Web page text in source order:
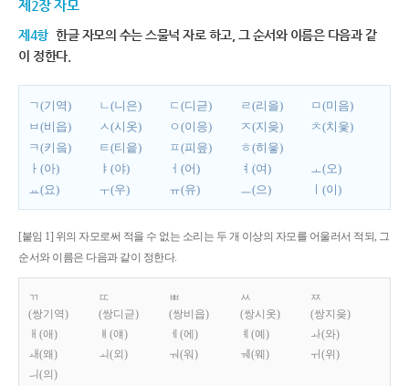
제2장 자모
제4항 한글 자모의 수는 스물넉 자로 하고, 그 순서와 이름은 다음과 같
이 정한다.
ㄱ(기역) ㄴ(니은) ㄷ(디귿) ㄹ(리을)
ㅁ(미음)
ㅂ(비읍)
ㅅ(시옷) ㅇ(이응) ㅈ(지읒)
ㅊ(치읓)
ㅋ(키읔)
ㅌ(티읕) ㅍ(피읖)
ㅎ(히읗)
ㅏ(아)
ㅑ(야) ㅓ(어) ㅕ(여)
ㅗ(오)
ㅛ(요)
ㅜ(우) ㅠ(유) ㅡ(으) ㅣ(이)
[붙임 1] 위의 자모로써 적을 수 없는 소리는 두 개 이상의 자모를 어울러서 적되, 그
순서와 이름은 다음과 같이 정한다.
ㄲ
(쌍기역)
ㄸ
(쌍디귿)
ㅃ
(쌍비읍)
ㅆ
(쌍시옷)
ㅉ
(쌍지읒)
ㅐ(애)
ㅒ(얘) ㅔ(에) ㅖ(예)
ㅘ(와)
ㅙ(왜)
ㅚ(외) ㅝ(워) ㅞ(웨)
ㅟ(위)
ㅢ(의)